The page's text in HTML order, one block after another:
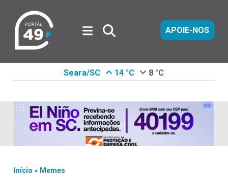
APOIE-NOS
Seara/SC 14 °C 8 °C
Início . Memes